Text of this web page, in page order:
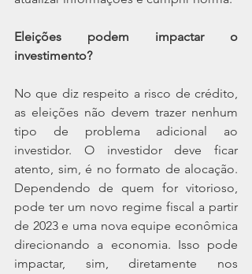
Eleições podem impactar o
investimento?
No que diz respeito a risco de crédito,
as eleições não devem trazer nenhum
tipo de problema adicional ao
investidor. O investidor deve ficar
atento, sim, é no formato de alocação.
Dependendo de quem for vitorioso,
pode ter um novo regime fiscal a partir
de 2023 e uma nova equipe econômica
direcionando a economia. Isso pode
impactar, sim, diretamente nos